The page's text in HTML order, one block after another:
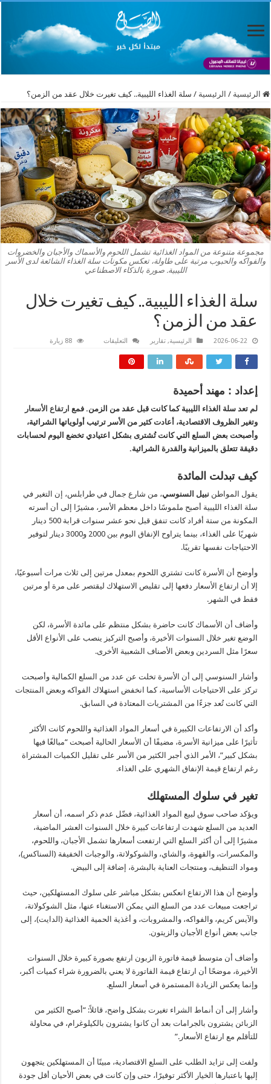
الرئيسية / الرئيسية / سلة الغذاء الليبية.. كيف تغيرت خلال عقد من الزمن؟
مجموعة متنوعة من المواد الغذائية تشمل اللحوم والأسماك والأجبان والخضروات
والفواكه والحبوب مرتبة على طاولة، تعكس مكونات سلة الغذاء الشائعة لدى الأسر
الليبية. صورة بالذكاء الاصطناعي
سلة الغذاء الليبية.. كيف تغيرت خلال
عقد من الزمن؟
2026-06-22 الرئيسية,تقارير التعليقات
الزمن؟
مغلقة
88 زيارة
إعداد : مهند أحميدة
لم تعد سلة الغذاء الليبية كما كانت قبل عقد من الزمن. فمع ارتفاع الأسعار
وتغير الظروف الاقتصادية، أعادت كثير من الأسر ترتيب أولوياتها الشرائية،
وأصبحت بعض السلع التي كانت تُشترى بشكل اعتيادي تخضع اليوم لحسابات
دقيقة تتعلق بالميزانية والقدرة الشرائية.
كيف تبدلت المائدة
يقول المواطن نبيل السنوسي، من شارع جمال في طرابلس، إن التغير في
سلة الغذاء الليبية أصبح ملموسًا داخل معظم الأسر، مشيرًا إلى أن أسرته
المكونة من ستة أفراد كانت تنفق قبل نحو عشر سنوات قرابة 500 دينار
شهريًا على الغذاء، بينما يتراوح الإنفاق اليوم بين 2000 و3000 دينار لتوفير
الاحتياجات نفسها تقريبًا.
وأوضح أن الأسرة كانت تشتري اللحوم بمعدل مرتين إلى ثلاث مرات أسبوعيًا،
إلا أن ارتفاع الأسعار دفعها إلى تقليص الاستهلاك ليقتصر على مرة أو مرتين
فقط في الشهر.
وأضاف أن الأسماك كانت حاضرة بشكل منتظم على مائدة الأسرة، لكن
الوضع تغير خلال السنوات الأخيرة، وأصبح التركيز ينصب على الأنواع الأقل
سعرًا مثل السردين وبعض الأصناف الشعبية الأخرى.
وأشار السنوسي إلى أن الأسرة تخلت عن عدد من السلع الكمالية وأصبحت
تركز على الاحتياجات الأساسية، كما انخفض استهلاك الفواكه وبعض المنتجات
التي كانت تُعد جزءًا من المشتريات المعتادة في السابق.
وأكد أن الارتفاعات الكبيرة في أسعار المواد الغذائية واللحوم كانت الأكثر
تأثيرًا على ميزانية الأسرة، مضيفًا أن الأسعار الحالية أصبحت “مبالغًا فيها
بشكل كبير”، الأمر الذي أجبر الكثير من الأسر على تقليل الكميات المشتراة
رغم ارتفاع قيمة الإنفاق الشهري على الغذاء.
تغير في سلوك المستهلك
ويؤكد صاحب سوق لبيع المواد الغذائية، فضّل عدم ذكر اسمه، أن أسعار
العديد من السلع شهدت ارتفاعات كبيرة خلال السنوات العشر الماضية،
مشيرًا إلى أن أكثر السلع التي ارتفعت أسعارها تشمل الأجبان، واللحوم،
والمكسرات، والقهوة، والشاي، والشوكولاتة، والوجبات الخفيفة (السناكس)،
ومواد التنظيف، ومنتجات العناية بالبشرة، إضافة إلى البيض.
وأوضح أن هذا الارتفاع انعكس بشكل مباشر على سلوك المستهلكين، حيث
تراجعت مبيعات عدد من السلع التي يمكن الاستغناء عنها، مثل الشوكولاتة،
والآيس كريم، والفواكه، والمشروبات، و أغذية الحمية الغذائية (الدايت)، إلى
جانب بعض أنواع الأجبان والزيتون.
وأضاف أن متوسط قيمة فاتورة الزبون ارتفع بصورة كبيرة خلال السنوات
الأخيرة، موضحًا أن ارتفاع قيمة الفاتورة لا يعني بالضرورة شراء كميات أكبر،
وإنما يعكس الزيادة المستمرة في أسعار السلع.
وأشار إلى أن أنماط الشراء تغيرت بشكل واضح، قائلاً: “أصبح الكثير من
الزبائن يشترون بالجرامات بعد أن كانوا يشترون بالكيلوغرام، في محاولة
للتأقلم مع ارتفاع الأسعار.”
ولفت إلى تزايد الطلب على السلع الاقتصادية، مبينًا أن المستهلكين يتجهون
إليها باعتبارها الخيار الأكثر توفيرًا، حتى وإن كانت في بعض الأحيان أقل جودة